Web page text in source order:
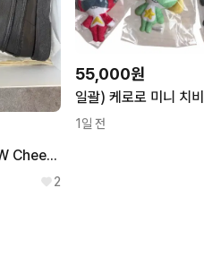
[M9.5]비즈빔23AW Cheekag Folk 치카그 포크 부츠
2
55,000원
1일 전